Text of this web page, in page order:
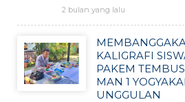
2 bulan yang lalu
KALIGRAFI
PAKEM
MAN 1
UNGGULAN